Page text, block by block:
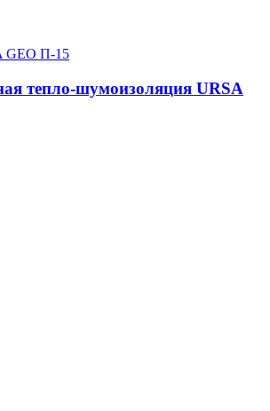
тепло-шумоизоляция URSA